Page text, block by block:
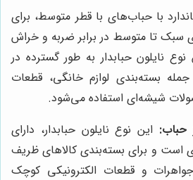
با حباب‌های با قطر متوسط، برای
سبک تا متوسط در برابر ضربه و خراش
نایلون حبابدار به طور گسترده در
بسته‌بندی لوازم خانگی، قطعات
شیشه‌ای استفاده می‌شود.
حباب: این نوع نایلون حبابدار، دارای
است و برای بسته‌بندی کالاهای ظریف
و قطعات الکترونیکی کوچک